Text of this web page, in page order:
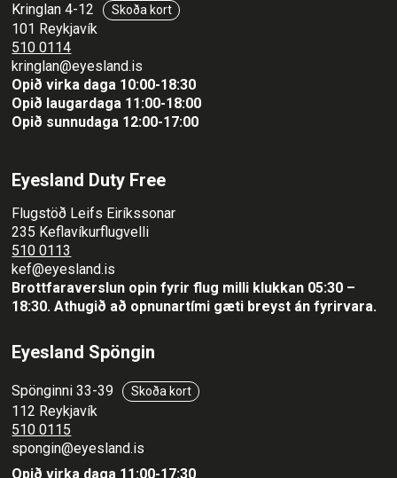
Kringlan 4-12 Skoða kort
101 Reykjavík
510 0114
kringlan@eyesland.is
Opið virka daga 10:00-18:30
Opið laugardaga 11:00-18:00
Opið sunnudaga 12:00-17:00
Eyesland Duty Free
Flugstöð Leifs Eiríkssonar
235 Keflavíkurflugvelli
510 0113
kef@eyesland.is
Brottfaraverslun opin fyrir flug milli klukkan 05:30 –
18:30.Athugið að opnunartími gæti breyst án fyrirvara.
Eyesland Spöngin
Spönginni 33-39 Skoða kort
112 Reykjavík
510 0115
spongin@eyesland.is
Opið virka daga 11:00-17:30